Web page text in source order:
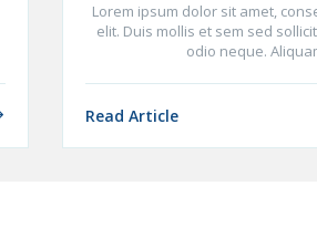
Lorem ipsum dolor sit amet,
elit. Duis mollis et sem sed
odio neque.
Read Article